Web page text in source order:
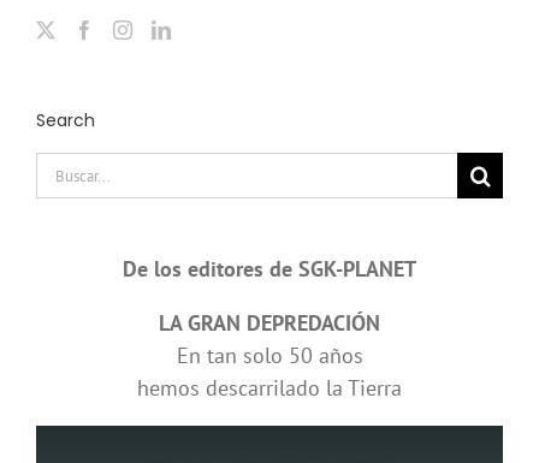
Search
Buscar:
De los editores de SGK-PLANET
LA GRAN DEPREDACIÓN
En tan solo 50 años
hemos descarrilado la Tierra